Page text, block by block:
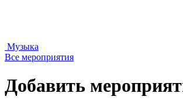
Музыка
Все мероприятия
Добавить